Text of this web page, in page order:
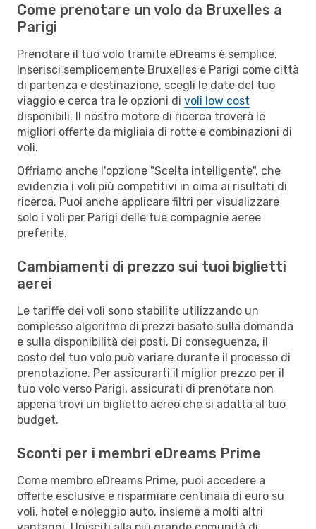
Come prenotare un volo da Bruxelles a
Parigi
Prenotare il tuo volo tramite eDreams è semplice.
Inserisci semplicemente Bruxelles e Parigi come città
di partenza e destinazione, scegli le date del tuo
viaggio e cerca tra le opzioni di voli low cost
disponibili. Il nostro motore di ricerca troverà le
migliori offerte da migliaia di rotte e combinazioni di
voli.
Offriamo anche l'opzione "Scelta intelligente", che
evidenzia i voli più competitivi in cima ai risultati di
ricerca. Puoi anche applicare filtri per visualizzare
solo i voli per Parigi delle tue compagnie aeree
preferite.
Cambiamenti di prezzo sui tuoi biglietti
aerei
Le tariffe dei voli sono stabilite utilizzando un
complesso algoritmo di prezzi basato sulla domanda
e sulla disponibilità dei posti. Di conseguenza, il
costo del tuo volo può variare durante il processo di
prenotazione. Per assicurarti il miglior prezzo per il
tuo volo verso Parigi, assicurati di prenotare non
appena trovi un biglietto aereo che si adatta al tuo
budget.
Sconti per i membri eDreams Prime
Come membro eDreams Prime, puoi accedere a
offerte esclusive e risparmiare centinaia di euro su
voli, hotel e noleggio auto, insieme a molti altri